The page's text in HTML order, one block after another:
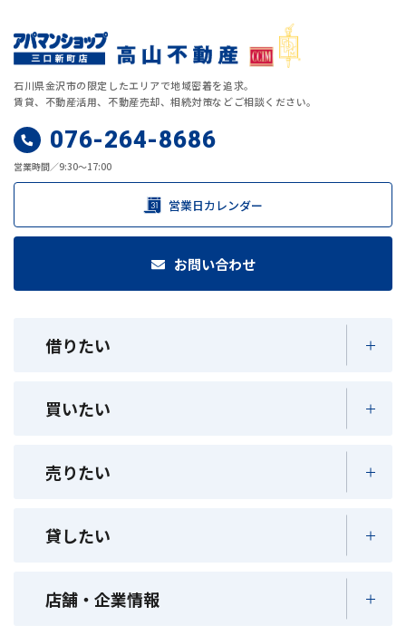
石川県金沢市の限定したエリアで地域密着を追求。
賃貸、不動産活用、不動産売却、相続対策などご相談ください。
076-264-8686
営業時間／9:30～17:00
営業日カレンダー
お問い合わせ
借りたい
買いたい
売りたい
貸したい
店舗・企業情報